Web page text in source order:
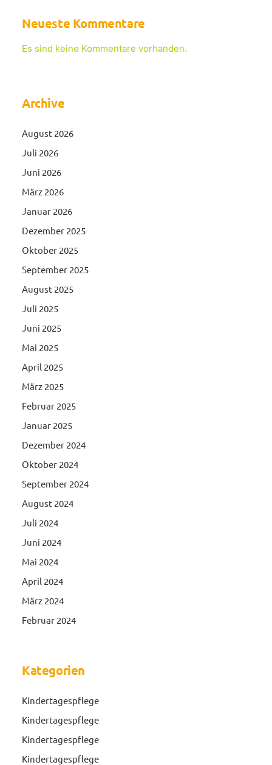
Neueste Kommentare
Es sind keine Kommentare vorhanden.
Archive
August 2026
Juli 2026
Juni 2026
März 2026
Januar 2026
Dezember 2025
Oktober 2025
September 2025
August 2025
Juli 2025
Juni 2025
Mai 2025
April 2025
März 2025
Februar 2025
Januar 2025
Dezember 2024
Oktober 2024
September 2024
August 2024
Juli 2024
Juni 2024
Mai 2024
April 2024
März 2024
Februar 2024
Kategorien
Kindertagespflege
Kindertagespflege
Kindertagespflege
Kindertagespflege